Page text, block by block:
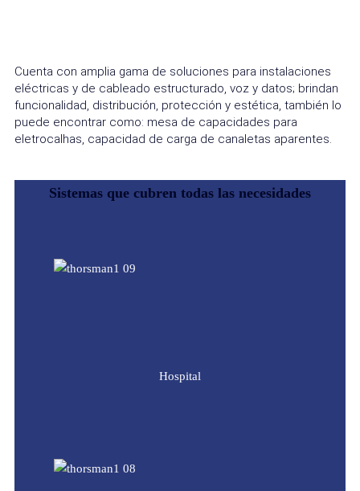
Cuenta con amplia gama de soluciones para instalaciones
eléctricas y de cableado estructurado, voz y datos; brindan
funcionalidad, distribución, protección y estética, también lo
puede encontrar como: mesa de capacidades para
eletrocalhas, capacidad de carga de canaletas aparentes.
Sistemas que cubren todas las necesidades
Hospital